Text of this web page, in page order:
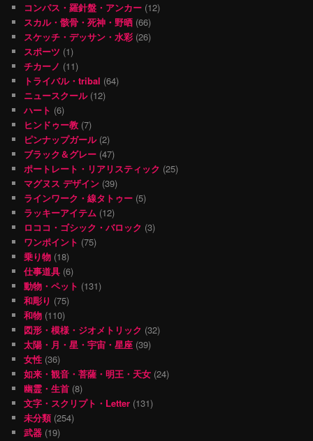
コンパス・羅針盤・アンカー (12)
スカル・骸骨・死神・野晒 (66)
スケッチ・デッサン・水彩 (26)
スポーツ (1)
チカーノ (11)
トライバル・tribal (64)
ニュースクール(12)
ハート (6)
ヒンドゥー教 (7)
ピンナップガール(2)
ブラック＆グレー (47)
ポートレート・リアリスティック (25)
マグヌス デザイン (39)
ラインワーク・線タトゥー (5)
ラッキーアイテム (12)
ロココ・ゴシック・バロック (3)
ワンポイント (75)
乗り物 (18)
仕事道具 (6)
動物・ペット (131)
和彫り (75)
和物 (110)
図形・模様・ジオメトリック (32)
太陽・月・星・宇宙・星座 (39)
女性 (36)
如来・観音・菩薩・明王・天女 (24)
幽霊・生首 (8)
文字・スクリプト・Letter (131)
未分類(254)
武器 (19)